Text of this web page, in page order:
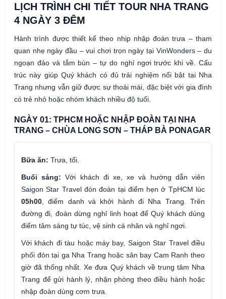
LỊCH TRÌNH CHI TIẾT TOUR NHA TRANG
4 NGÀY 3 ĐÊM
Hành trình được thiết kế theo nhịp nhập đoàn trưa – tham
quan nhẹ ngày đầu – vui chơi trọn ngày tại VinWonders – du
ngoạn đảo và tắm bùn – tự do nghỉ ngơi trước khi về. Cấu
trúc này giúp Quý khách có đủ trải nghiệm nổi bật tại Nha
Trang nhưng vẫn giữ được sự thoải mái, đặc biệt với gia đình
có trẻ nhỏ hoặc nhóm khách nhiều độ tuổi.
NGÀY 01: TPHCM HOẶC NHẬP ĐOÀN TẠI NHA
TRANG – CHÙA LONG SƠN – THÁP BÀ PONAGAR
Bữa ăn: Trưa, tối.
Buổi sáng: Với khách đi xe, xe và hướng dẫn viên
Saigon Star Travel đón đoàn tại điểm hẹn ở TpHCM lúc
05h00 , điểm danh và khởi hành đi Nha Trang. Trên
đường đi, đoàn dừng nghỉ linh hoạt để Quý khách dùng
điểm tâm sáng tự túc, vệ sinh cá nhân và nghỉ ngơi.
Với khách đi tàu hoặc máy bay, Saigon Star Travel điều
phối đón tại ga Nha Trang hoặc sân bay Cam Ranh theo
giờ đã thống nhất. Xe đưa Quý khách về trung tâm Nha
Trang để gửi hành lý, nhận phòng theo điều hành hoặc
nhập đoàn dùng cơm trưa.